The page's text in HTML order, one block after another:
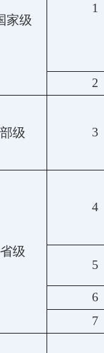
家级
1
2
部级 3
省级
4
5
6
7